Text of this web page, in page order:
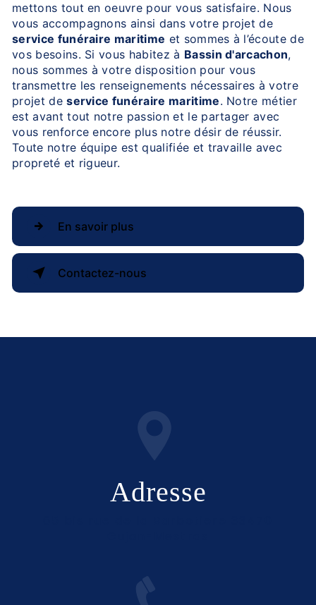
mettons tout en oeuvre pour vous satisfaire. Nous
vous accompagnons ainsi dans votre projet de
service funéraire maritime et sommes à l’écoute de
vos besoins. Si vous habitez à Bassin d'arcachon,
nous sommes à votre disposition pour vous
transmettre les renseignements nécessaires à votre
projet deservice funéraire maritime. Notre métier
est avant tout notre passion et le partager avec
vous renforce encore plus notre désir de réussir.
Toute notre équipe est qualifiée et travaille avec
propreté et rigueur.
En savoir plus
Contactez-nous
Adresse